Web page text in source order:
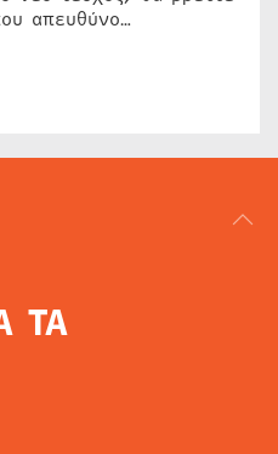
απευθύνο…
ΤΑ